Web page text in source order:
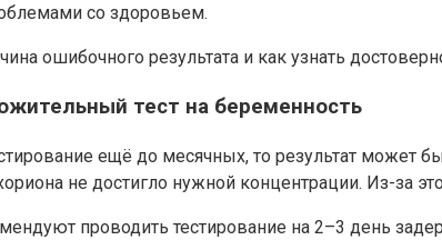
со здоровьем.
ошибочного результата и как узнать
тест на беременность
ещё до месячных, то результат может
не достигло нужной концентрации. Из-за
проводить тестирование на 2–3 день